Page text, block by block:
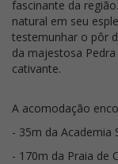
fascinante da
natural em seu
testemunhar o pôr
da majestosa
cativante.
A acomodação
- 35m da Academia
- 170m da Praia de